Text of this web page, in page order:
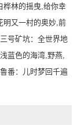
的摇曳,给你幸
一村的奥妙,前
矿坑：全世界地
色的海湾,野燕,
：儿时梦回千遍